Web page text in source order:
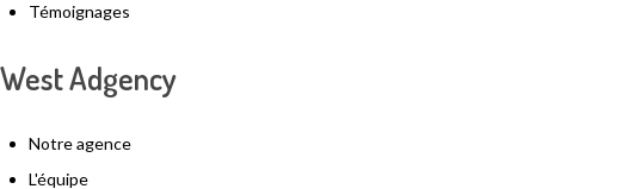
Témoignages
West Adgency
Notre agence
L'équipe